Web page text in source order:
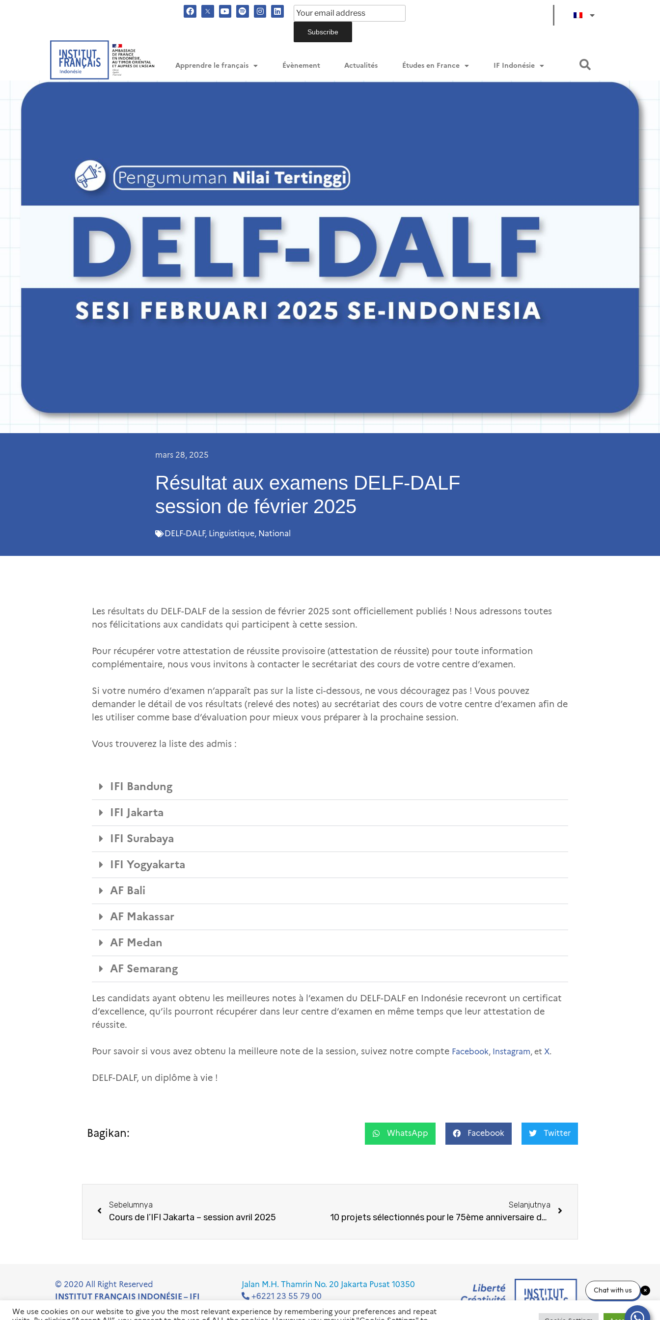
Apprendre le français Évènement Actualités Études en France IF Indonésie
mars 28, 2025
Résultat aux examens DELF-DALF
session de février 2025
DELF-DALF, Linguistique, National
Les résultats du DELF-DALF de la session de février 2025 sont officiellement publiés ! Nous adressons toutes
nos félicitations aux candidats qui participent à cette session.
Pour récupérer votre attestation de réussite provisoire (attestation de réussite) pour toute information
complémentaire, nous vous invitons à contacter le secrétariat des cours de votre centre d’examen.
Si votre numéro d’examen n’apparaît pas sur la liste ci-dessous, ne vous découragez pas ! Vous pouvez
demander le détail de vos résultats (relevé des notes) au secrétariat des cours de votre centre d’examen afin de
les utiliser comme base d’évaluation pour mieux vous préparer à la prochaine session.
Vous trouverez la liste des admis :
IFI Bandung
IFI Jakarta
IFI Surabaya
IFI Yogyakarta
AF Bali
AF Makassar
AF Medan
AF Semarang
Les candidats ayant obtenu les meilleures notes à l’examen du DELF-DALF en Indonésie recevront un certificat
d’excellence, qu’ils pourront récupérer dans leur centre d’examen en même temps que leur attestation de
réussite.
Pour savoir si vous avez obtenu la meilleure note de la session, suivez notre compte Facebook, Instagram, et X.
DELF-DALF, un diplôme à vie !
Bagikan: WhatsApp Facebook Twitter
Sebelumnya
Cours de l’IFI Jakarta – session avril 2025
Selanjutnya
10 projets sélectionnés pour le 75ème anniversaire des relations diplomatiques entre la France et l’Indonésie
© 2020 All Right Reserved
INSTITUT FRANÇAIS INDONÉSIE – IFI
Jalan M.H. Thamrin No. 20 Jakarta Pusat 10350
+6221 23 55 79 00
info@ifi-id.com
We use cookies on our website to give you the most relevant experience by remembering your preferences and repeat
Chat with us